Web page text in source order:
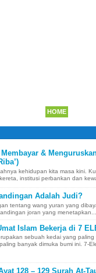
HOME
Membayar &
kehidupan kita masa kini.
institusi perbankan dan
Adalah Judi?
tentang wang yuran yang
joran yang menetapkan...
Islam Bekerja di 7
sebuah kedai yang
banyak dimuka bumi ini. 7-
128 – 129 Surah At-